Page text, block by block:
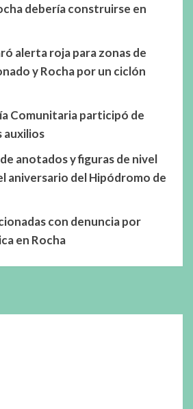
debería construirse en
alerta roja para zonas de
y Rocha por un ciclón
Comunitaria participó de
auxilios
anotados y figuras de nivel
aniversario del Hipódromo de
con denuncia por
en Rocha